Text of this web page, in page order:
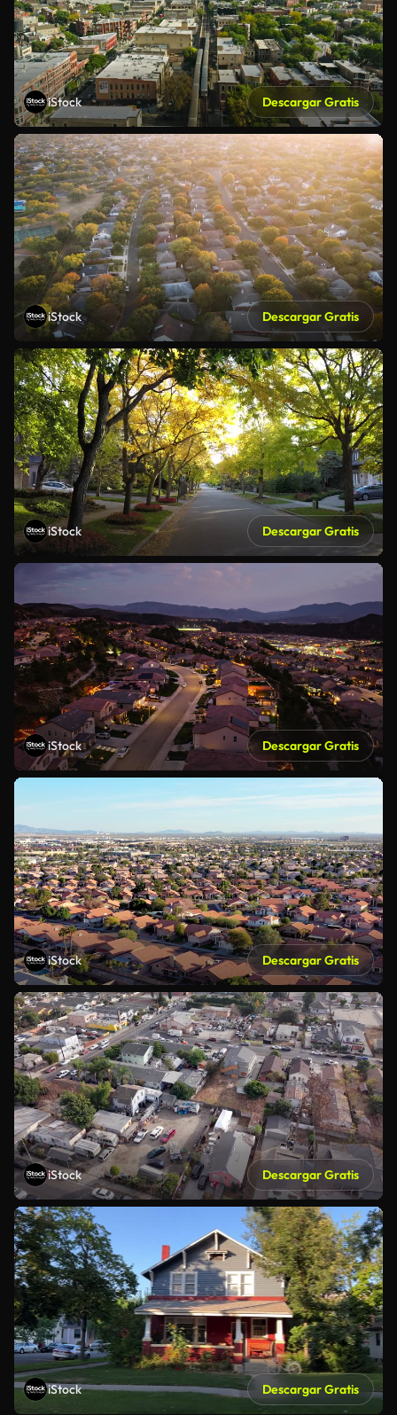
iStock Descargar Gratis
iStock Descargar Gratis
iStock Descargar Gratis
iStock Descargar Gratis
iStock Descargar Gratis
iStock Descargar Gratis
iStock Descargar Gratis